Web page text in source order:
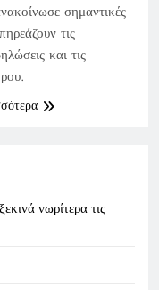
σημαντικές
τις
και τις
νωρίτερα τις